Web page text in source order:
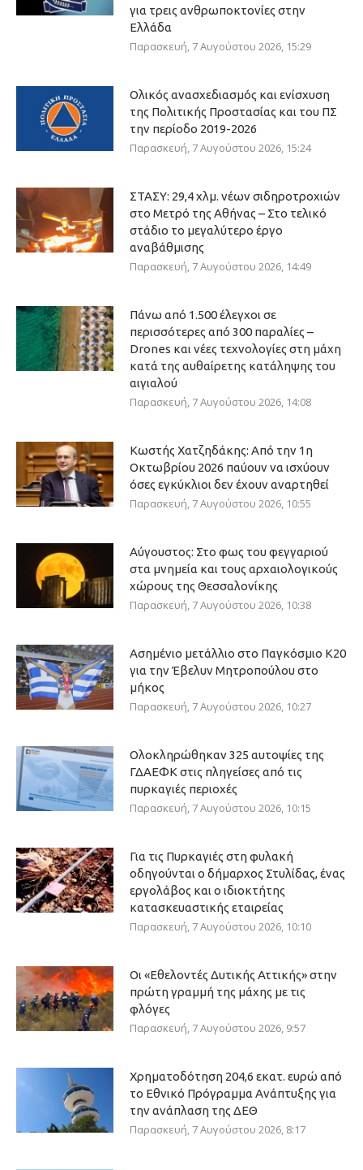
για τρεις ανθρωποκτονίες στην
Ελλάδα
Παρασκευή, 7 Αυγούστου 2026, 15:29
Ολικός ανασχεδιασμός και ενίσχυση
της Πολιτικής Προστασίας και του ΠΣ
την περίοδο 2019-2026
Παρασκευή, 7 Αυγούστου 2026, 15:24
ΣΤΑΣΥ: 29,4 χλμ. νέων σιδηροτροχιών
στο Μετρό της Αθήνας – Στο τελικό
στάδιο το μεγαλύτερο έργο
αναβάθμισης
Παρασκευή, 7 Αυγούστου 2026, 14:49
Πάνω από 1.500 έλεγχοι σε
περισσότερες από 300 παραλίες –
Drones και νέες τεχνολογίες στη μάχη
κατά της αυθαίρετης κατάληψης του
αιγιαλού
Παρασκευή, 7 Αυγούστου 2026, 14:08
Κωστής Χατζηδάκης: Από την 1η
Οκτωβρίου 2026 παύουν να ισχύουν
όσες εγκύκλιοι δεν έχουν αναρτηθεί
Παρασκευή, 7 Αυγούστου 2026, 10:55
Αύγουστος: Στο φως του φεγγαριού
στα μνημεία και τους αρχαιολογικούς
χώρους της Θεσσαλονίκης
Παρασκευή, 7 Αυγούστου 2026, 10:38
Ασημένιο μετάλλιο στο Παγκόσμιο Κ20
για την Έβελυν Μητροπούλου στο
μήκος
Παρασκευή, 7 Αυγούστου 2026, 10:27
Ολοκληρώθηκαν 325 αυτοψίες της
ΓΔΑΕΦΚ στις πληγείσες από τις
πυρκαγιές περιοχές
Παρασκευή, 7 Αυγούστου 2026, 10:15
Για τις Πυρκαγιές στη φυλακή
οδηγούνται ο δήμαρχος Στυλίδας, ένας
εργολάβος και ο ιδιοκτήτης
κατασκευαστικής εταιρείας
Παρασκευή, 7 Αυγούστου 2026, 10:10
Οι «Εθελοντές Δυτικής Αττικής» στην
πρώτη γραμμή της μάχης με τις
φλόγες
Παρασκευή, 7 Αυγούστου 2026, 9:57
Χρηματοδότηση 204,6 εκατ. ευρώ από
το Εθνικό Πρόγραμμα Ανάπτυξης για
την ανάπλαση της ΔΕΘ
Παρασκευή, 7 Αυγούστου 2026, 8:17